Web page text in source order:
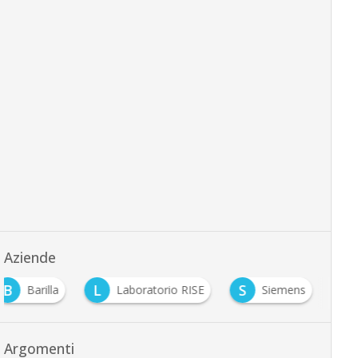
Aziende
B
Barilla L Laboratorio RISE S Siemens
Argomenti